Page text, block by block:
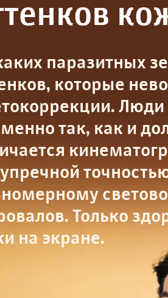
паразитных
которые
Люди
так, как и
Только
на экране.